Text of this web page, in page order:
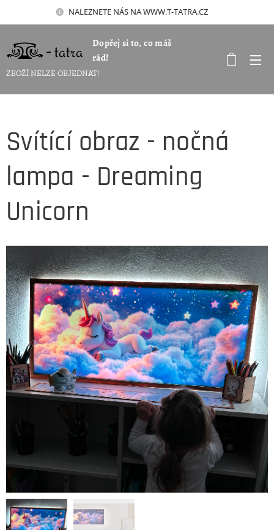
NALEZNETE NÁS NA WWW.T-TATRA.CZ 🚀
Dopřej si to, co máš
rád!
ZBOŽÍ NELZE OBJEDNAT!
Svítící obraz - nočná
lampa - Dreaming
Unicorn